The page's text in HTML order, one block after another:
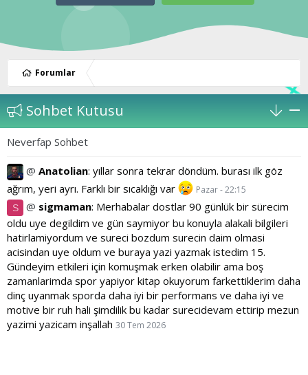
Forumlar
Sohbet Kutusu
Neverfap Sohbet
@ Anatolian: yıllar sonra tekrar döndüm. burası ilk göz
ağrım, yeri ayrı. Farklı bir sıcaklığı var
Pazar - 22:15
S @ sigmaman: Merhabalar dostlar 90 günlük bir sürecim
oldu uye degildim ve gün saymiyor bu konuyla alakali bilgileri
hatirlamiyordum ve sureci bozdum surecin daim olmasi
acisindan uye oldum ve buraya yazi yazmak istedim 15.
Gündeyim etkileri için komuşmak erken olabilir ama boş
zamanlarimda spor yapiyor kitap okuyorum farkettiklerim daha
dinç uyanmak sporda daha iyi bir performans ve daha iyi ve
motive bir ruh hali şimdilik bu kadar surecidevam ettirip mezun
yazimi yazicam inşallah 30 Tem 2026